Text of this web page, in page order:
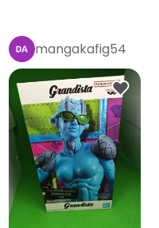
mangakafig54
Pro